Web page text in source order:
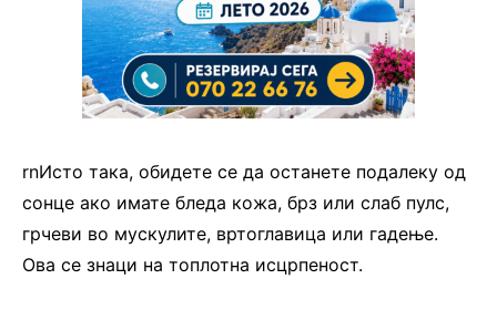
rnИсто така, обидете се да останете подалеку од
сонце ако имате бледа кожа, брз или слаб пулс,
грчеви во мускулите, вртоглавица или гадење.
Ова се знаци на топлотна исцрпеност.